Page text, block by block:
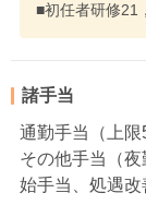
■初任者研修
諸手当
通勤手当（上限
その他手当（
始手当、処遇改